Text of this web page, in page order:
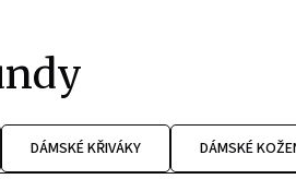
DÁMSKÉ KŘIVÁKY DÁMSKÉ